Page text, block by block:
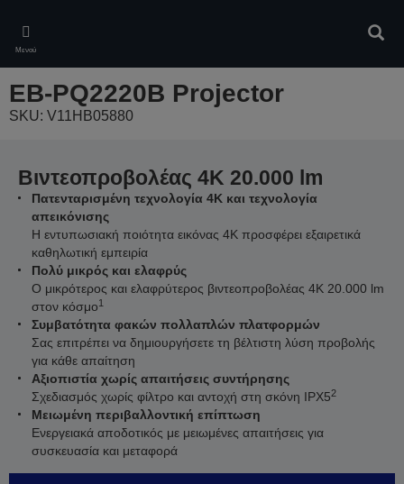
main
content
Μενού
EB-PQ2220B Projector
SKU: V11HB05880
Βιντεοπροβολέας 4K 20.000 lm
Πατενταρισμένη τεχνολογία 4K και τεχνολογία
απεικόνισης
Η εντυπωσιακή ποιότητα εικόνας 4K προσφέρει εξαιρετικά
καθηλωτική εμπειρία
Πολύ μικρός και ελαφρύς
Ο μικρότερος και ελαφρύτερος βιντεοπροβολέας 4K 20.000 lm
στον κόσμο1
Συμβατότητα φακών πολλαπλών πλατφορμών
Σας επιτρέπει να δημιουργήσετε τη βέλτιστη λύση προβολής
για κάθε απαίτηση
Αξιοπιστία χωρίς απαιτήσεις συντήρησης
Σχεδιασμός χωρίς φίλτρο και αντοχή στη σκόνη IPX52
Μειωμένη περιβαλλοντική επίπτωση
Ενεργειακά αποδοτικός με μειωμένες απαιτήσεις για
συσκευασία και μεταφορά